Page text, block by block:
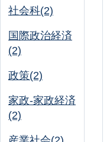
社会科(2)
国際政治経済
(2)
政策(2)
家政-家政経済
(2)